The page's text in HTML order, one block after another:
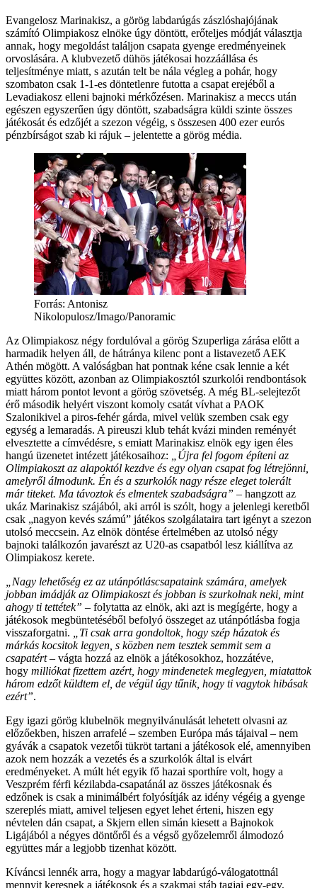
Evangelosz Marinakisz, a görög labdarúgás zászlóshajójának
számító Olimpiakosz elnöke úgy döntött, erőteljes módját választja
annak, hogy megoldást találjon csapata gyenge eredményeinek
orvoslására. A klubvezető dühös játékosai hozzáállása és
teljesítménye miatt, s azután telt be nála végleg a pohár, hogy
szombaton csak 1-1-es döntetlenre futotta a csapat erejéből a
Levadiakosz elleni bajnoki mérkőzésen. Marinakisz a meccs után
egészen egyszerűen úgy döntött, szabadságra küldi szinte összes
játékosát és edzőjét a szezon végéig, s összesen 400 ezer eurós
pénzbírságot szab ki rájuk – jelentette a görög média.
Forrás: Antonisz
Nikolopulosz/Imago/Panoramic
Az Olimpiakosz négy fordulóval a görög Szuperliga zárása előtt a
harmadik helyen áll, de hátránya kilenc pont a listavezető AEK
Athén mögött. A valóságban hat pontnak kéne csak lennie a két
együttes között, azonban az Olimpiakosztól szurkolói rendbontások
miatt három pontot levont a görög szövetség. A még BL-selejtezőt
érő második helyért viszont komoly csatát vívhat a PAOK
Szalonikivel a piros-fehér gárda, mivel velük szemben csak egy
egység a lemaradás. A pireuszi klub tehát kvázi minden reményét
elvesztette a címvédésre, s emiatt Marinakisz elnök egy igen éles
hangú üzenetet intézett játékosaihoz:
„Újra fel fogom építeni az
Olimpiakoszt az alapoktól kezdve és egy olyan csapat fog létrejönni,
amelyről álmodunk. Én és a szurkolók nagy része eleget tolerált
már titeket. Ma távoztok és elmentek szabadságra” – hangzott az
ukáz Marinakisz szájából, aki arról is szólt, hogy a jelenlegi keretből
csak „nagyon kevés számú” játékos szolgálataira tart igényt a szezon
utolsó meccsein. Az elnök döntése értelmében az utolsó négy
bajnoki találkozón javarészt az U20-as csapatból lesz kiállítva az
Olimpiakosz kerete.
„Nagy lehetőség ez az utánpótláscsapataink számára, amelyek
jobban imádják az Olimpiakoszt és jobban is szurkolnak neki, mint
ahogy ti tettétek” – folytatta az elnök, aki azt is megígérte, hogy a
játékosok megbüntetéséből befolyó összeget az utánpótlásba fogja
visszaforgatni.
„Ti csak arra gondoltok, hogy szép házatok és
márkás kocsitok legyen, s közben nem tesztek semmit sem a
csapatért– vágta hozzá az elnök a játékosokhoz, hozzátéve,
hogy milliókat fizettem azért, hogy mindenetek meglegyen, miatattok
három edzőt küldtem el, de végül úgy tűnik, hogy ti vagytok hibásak
ezért”.
Egy igazi görög klubelnök megnyilvánulását lehetett olvasni az
előzőekben, hiszen arrafelé – szemben Európa más tájaival – nem
gyávák a csapatok vezetői tükröt tartani a játékosok elé, amennyiben
azok nem hozzák a vezetés és a szurkolók által is elvárt
eredményeket. A múlt hét egyik fő hazai sporthíre volt, hogy a
Veszprém férfi kézilabda-csapatánál az összes játékosnak és
edzőnek is csak a minimálbért folyósítják az idény végéig a gyenge
szereplés miatt, amivel teljesen egyet lehet érteni, hiszen egy
névtelen dán csapat, a Skjern ellen simán kiesett a Bajnokok
Ligájából a négyes döntőről és a végső győzelemről álmodozó
együttes már a legjobb tizenhat között.
Kíváncsi lennék arra, hogy a magyar labdarúgó-válogatottnál
mennyit keresnek a játékosok és a szakmai stáb tagjai egy-egy,